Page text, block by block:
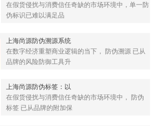
在假货侵扰与消费信任奇缺的市场环境中，单一防
伪标识已难以满足品
上海尚源防伪溯源系统
在数字经济重塑商业逻辑的当下， 防伪溯源 已从
品牌的风险防御工具升
上海尚源防伪标签：以
在假货侵扰与消费信任奇缺的市场环境中， 防伪
标签 已从品牌的附加保